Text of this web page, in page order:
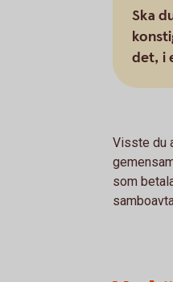
Ska
det, i
Visste du
som